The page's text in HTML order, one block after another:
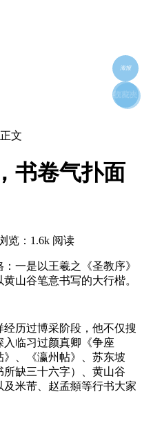
文
书卷气扑面
览：1.6k 阅读
一是以王羲之《圣教序》
山谷笔意书写的大行楷。
历过博采阶段，他不仅搜
临习过颜真卿《争座
、《瀛州帖》、苏东坡
所缺三十六字）、黄山谷
及米芾、赵孟頫等行书大家
海报
好友
朋友圈
收藏夹